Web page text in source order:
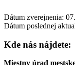
Dátum zverejnenia:
Dátum poslednej
Kde nás nájdete:
Miestny úrad